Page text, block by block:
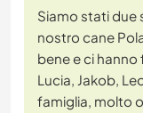
Siamo stati due
nostro cane
bene e ci
Lucia, Jakob,
famiglia, molto